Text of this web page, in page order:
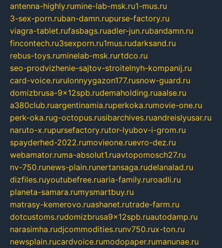
antenna-highly.rumine-lab-msk.ru1-mus.ru
3-sex-porn.ruban-damn.rupurse-factory.ru
viagra-tablet.rufasbags.ruadler-jun.rubandamn.ru
fincontech.ru3sexporn.ru1mus.rudarksand.ru
rebus-toys.ruminelab-msk.rurtdco.ru
seo-prodvizhenie-sajtov-stroitelnyh-kompanij.ru
card-voice.rurulonnyygazon177.rusnow-guard.ru
domizbrusa-9x12spb.rudemaholding.ruaalse.ru
a380club.ruargentinamia.ruperkoka.rumovie-one.ru
perk-oka.rug-octopus.rusibarchives.ruandreislyusar.ru
naruto-x.rupursefactory.rutor-lyubov-i-grom.ru
spayderhed-2022.rumovieone.ruevro-dez.ru
webamator.ruma-absolut1.ruavtopomosch27.ru
nv-750.runews-plain.runertansaga.rudelanalad.ru
dizfiles.ruyoutubefree.ruaria-family.ruroadli.ru
planeta-samara.rumysmartbuy.ru
matrasy-kemerovo.ruashanet.rutrade-farm.ru
dotcustoms.rudomizbrusa9x12spb.ruautodamp.ru
narasimha.rudjcommodities.runv750.rux-ton.ru
newsplain.rucardvoice.rumodopaper.rumanunae.ru